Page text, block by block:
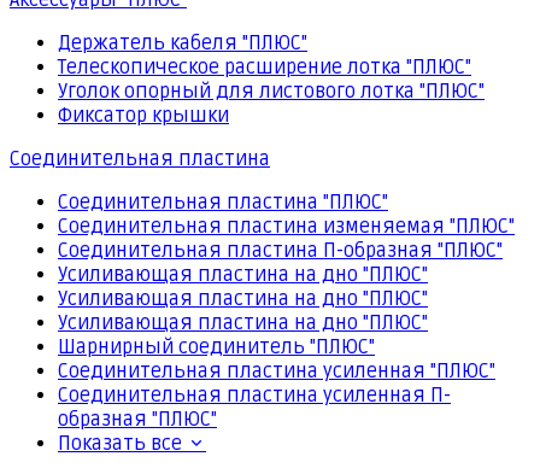
Держатель кабеля "ПЛЮС"
Телескопическое расширение лотка "ПЛЮС"
Уголок опорный для листового лотка "ПЛЮС"
Фиксатор крышки
Соединительная пластина
Соединительная пластина "ПЛЮС"
Соединительная пластина изменяемая "ПЛЮС"
Соединительная пластина П-образная "ПЛЮС"
Усиливающая пластина на дно "ПЛЮС"
Усиливающая пластина на дно "ПЛЮС"
Усиливающая пластина на дно "ПЛЮС"
Шарнирный соединитель "ПЛЮС"
Соединительная пластина усиленная "ПЛЮС"
Соединительная пластина усиленная П-
образная "ПЛЮС"
Показать все